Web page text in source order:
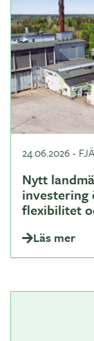
24.06.2026-
Nytt
flexibilitet
Läs mer